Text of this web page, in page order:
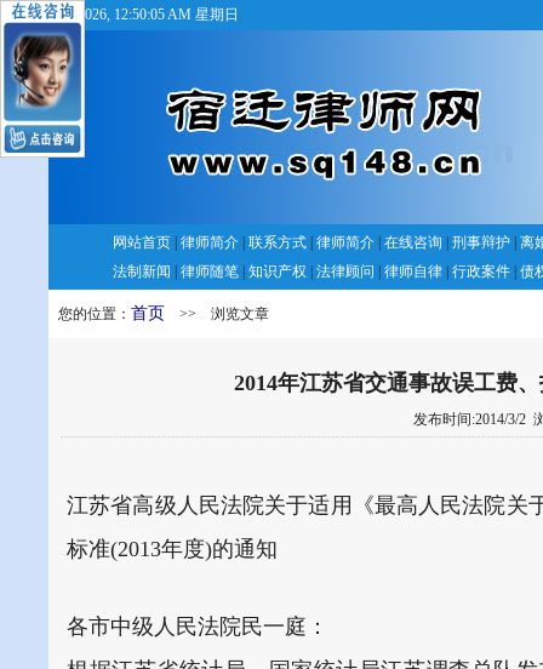
8/9/2026, 12:50:05 AM 星期日
网站首页 律师简介 联系方式 律师简介| 在线咨询 刑事辩护
离
法制新闻
律师随笔 知识产权 法律顾问 律师自律 行政案件 债
您的位置： 首页 >> 浏览文章
2014年江苏省交通事故误工费
发布时间:2014/3/2
江苏省高级人民法院关于适用《最高人民法院
标准(2013年度)的通知
各市中级人民法院民一庭：